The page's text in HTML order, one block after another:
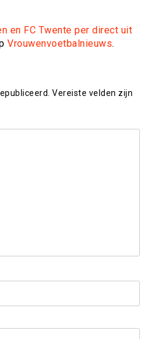
en FC Twente per direct uit
Vrouwenvoetbalnieuws.
Vereiste velden zijn